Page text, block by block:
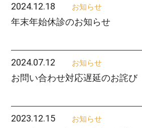
2024.12.18 お知らせ
年末年始休診のお知らせ
2024.07.12 お知らせ
お問い合わせ対応遅延のお詫び
2023.12.15 お知らせ